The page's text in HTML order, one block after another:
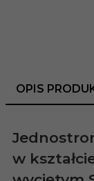
OPIS
w